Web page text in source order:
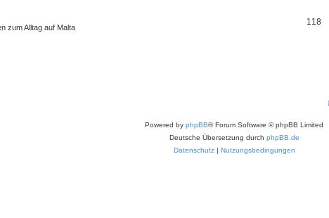
zum Alltag auf Malta
118
Powered by phpBB® Forum Software © phpBB Limited
Deutsche Übersetzung durch phpBB.de
Datenschutz| Nutzungsbedingungen